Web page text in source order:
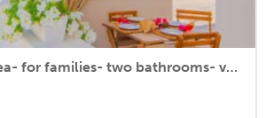
50 m from the sea- for families- two bathrooms- veranda- air conditioning